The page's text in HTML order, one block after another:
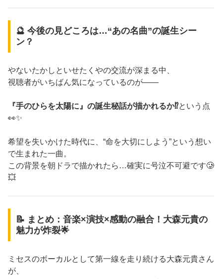
🔮 今後の見どころは…“あの名曲”の誕生シー
ン？
やないたかしといせたくやの交流が深まる中、
視聴者がいちばん気になっているのが――
『手のひらを太陽に』の誕生秘話が描かれるか⁉️という点
👀✨
希望を失いかけた時代に、“命を大切にしよう”という想い
で生まれた一曲。
この背景を朝ドラで描かれたら…確実に号泣不可避です🥲
💥
📝 まとめ：音楽×演技×感動の融合！大森元貴の
魅力が炸裂🌟
ミセスのボーカルとして第一線を走り続ける大森元貴さん
が、